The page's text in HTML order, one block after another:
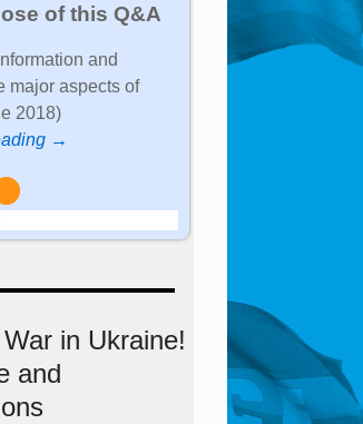
of this Q&A
and
major aspects of
2018)
→
in Ukraine!
and